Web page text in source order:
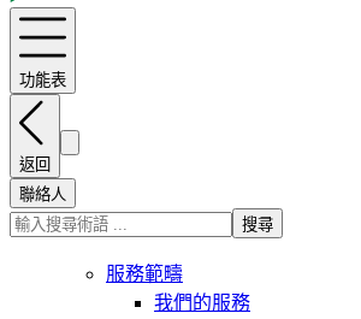
功能表
返回
聯絡人
搜尋
服務範疇
我們的服務